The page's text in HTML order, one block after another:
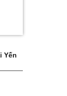
Yến